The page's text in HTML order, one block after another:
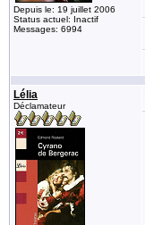
Depuis le: 19 juillet 2006
Status actuel: Inactif
Messages: 6994
Lélia
Déclamateur